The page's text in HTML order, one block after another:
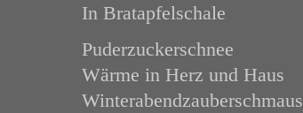
In Bratapfelschale
Puderzuckerschnee
Wärme in Herz und Haus
Winterabendzauberschmaus